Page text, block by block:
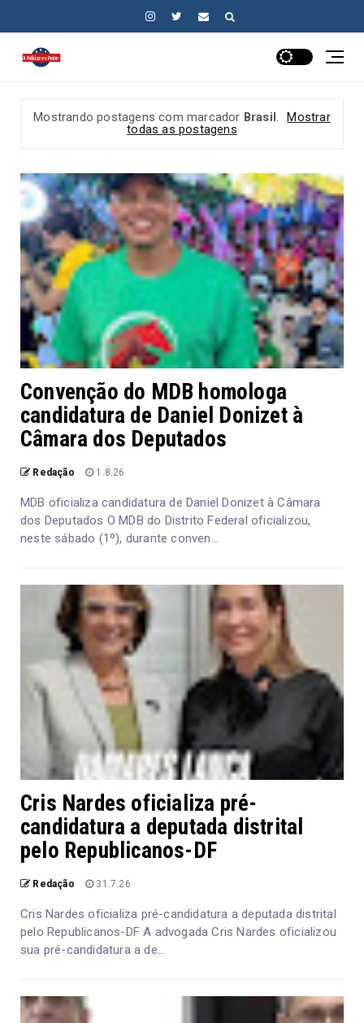
Mostrando postagens com marcador Brasil.
Mostrar
todas as postagens
Convenção do MDB homologa
candidatura de Daniel Donizet à
Câmara dos Deputados
Redação 1.8.26
MDB oficializa candidatura de Daniel Donizet à Câmara
dos Deputados O MDB do Distrito Federal oficializou,
neste sábado (1º), durante conven...
Cris Nardes oficializa pré-
candidatura a deputada distrital
pelo Republicanos-DF
Redação 31.7.26
Cris Nardes oficializa pré-candidatura a deputada distrital
pelo Republicanos-DF A advogada Cris Nardes oficializou
sua pré-candidatura a de...